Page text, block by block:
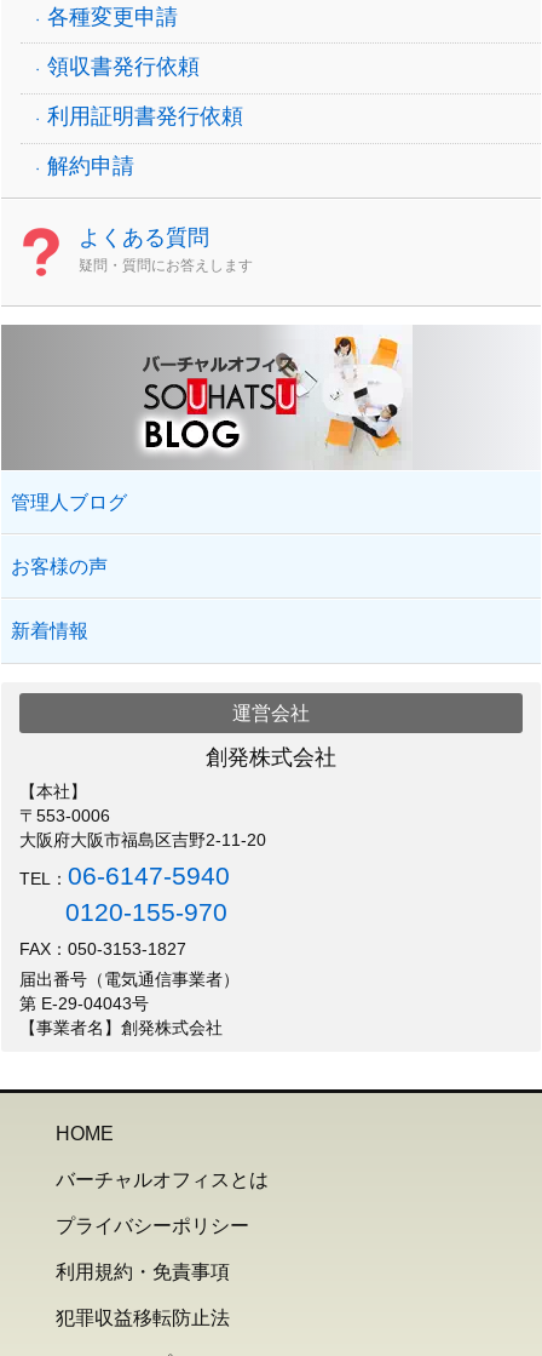
各種変更申請
領収書発行依頼
利用証明書発行依頼
解約申請
よくある質問
疑問・質問にお答えします
管理人ブログ
お客様の声
新着情報
運営会社
創発株式会社
【本社】
〒553-0006
大阪府大阪市福島区吉野2-11-20
TEL：06-6147-5940
0120-155-970
FAX：050-3153-1827
届出番号（電気通信事業者）
第 E-29-04043号
【事業者名】創発株式会社
HOME
バーチャルオフィスとは
プライバシーポリシー
利用規約・免責事項
犯罪収益移転防止法